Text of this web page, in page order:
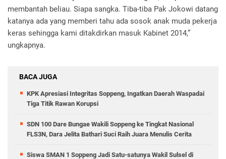
membantah beliau. Siapa sangka. Tiba-tiba Pak Jokowi datang
katanya ada yang memberi tahu ada sosok anak muda pekerja
keras sehingga kami ditakdirkan masuk Kabinet 2014,”
ungkapnya.
BACA JUGA
KPK Apresiasi Integritas Soppeng, Ingatkan Daerah Waspadai
Tiga Titik Rawan Korupsi
SDN 100 Dare Bungae Wakili Soppeng ke Tingkat Nasional
FLS3N, Dara Jelita Bathari Suci Raih Juara Menulis Cerita
Siswa SMAN 1 Soppeng Jadi Satu-satunya Wakil Sulsel di